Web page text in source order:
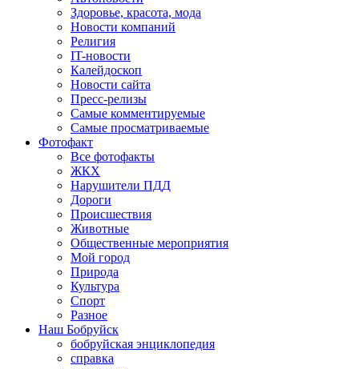
Здоровье, красота, мода
Новости компаний
Религия
IT-новости
Калейдоскоп
Новости сайта
Пресс-релизы
Самые комментируемые
Самые просматриваемые
Фотофакт
Все фотофакты
ЖКХ
Нарушители ПДД
Дороги
Происшествия
Животные
Общественные мероприятия
Мой город
Природа
Культура
Спорт
Разное
Наш Бобруйск
бобруйская энциклопедия
справка